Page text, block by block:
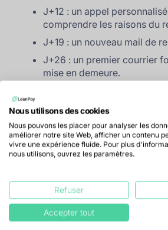
J+12 : un appel
comprendre les raisons du
J+19 : un nouveau mail de
J+26 : un premier courrier
mise en demeure.
Les actions sont planifiées et
automatiquement. Vous avez
un envoi automatique (pratique
relance) ou une validation
courrier à envoyer (plus adapté
souhaite préserver sa relation
Nous utilisons des cookies
Nous pouvons les placer pour analyser les
améliorer notre site Web, afficher un contenu
vivre une expérience fluide. Pour plus
nous utilisons, ouvrez les paramètres.
Refuser
Accepter tout